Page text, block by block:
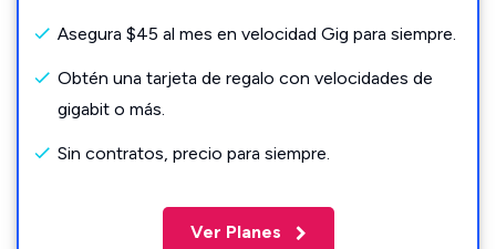
Asegura $45 al mes en velocidad Gig para siempre.
Obtén una tarjeta de regalo con velocidades de
gigabit o más.
Sin contratos, precio para siempre.
Ver Planes